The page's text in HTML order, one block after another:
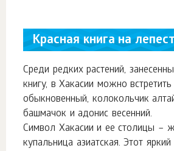
Красная книга на
Среди редких растений,
книгу, в Хакасии можно встретить
обыкновенный, колокольчик
башмачок и адонис весенний.
Символ Хакасии и ее столицы –
купальница азиатская. Этот